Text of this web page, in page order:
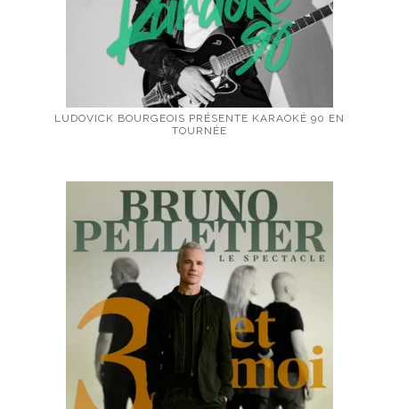
LUDOVICK BOURGEOIS PRÉSENTE KARAOKÉ 90 EN
TOURNÉE